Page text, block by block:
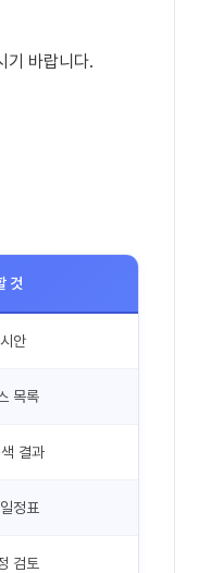
기 바랍니다.
것
안
목록
결과
정표
검토